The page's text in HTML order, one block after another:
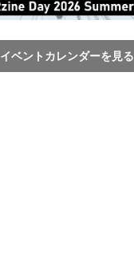
イベントカレンダーを見る